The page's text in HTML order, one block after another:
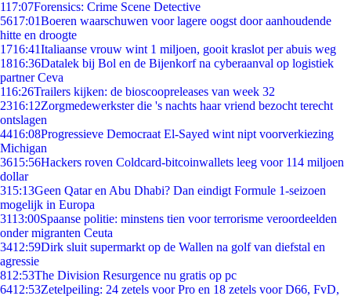
117:07Forensics: Crime Scene Detective
5617:01Boeren waarschuwen voor lagere oogst door aanhoudende
hitte en droogte
1716:41Italiaanse vrouw wint 1 miljoen, gooit kraslot per abuis weg
1816:36Datalek bij Bol en de Bijenkorf na cyberaanval op logistiek
partner Ceva
116:26Trailers kijken: de bioscoopreleases van week 32
2316:12Zorgmedewerkster die 's nachts haar vriend bezocht terecht
ontslagen
4416:08Progressieve Democraat El-Sayed wint nipt voorverkiezing
Michigan
3615:56Hackers roven Coldcard-bitcoinwallets leeg voor 114 miljoen
dollar
315:13Geen Qatar en Abu Dhabi? Dan eindigt Formule 1-seizoen
mogelijk in Europa
3113:00Spaanse politie: minstens tien voor terrorisme veroordeelden
onder migranten Ceuta
3412:59Dirk sluit supermarkt op de Wallen na golf van diefstal en
agressie
812:53The Division Resurgence nu gratis op pc
6412:53Zetelpeiling: 24 zetels voor Pro en 18 zetels voor D66, FvD,